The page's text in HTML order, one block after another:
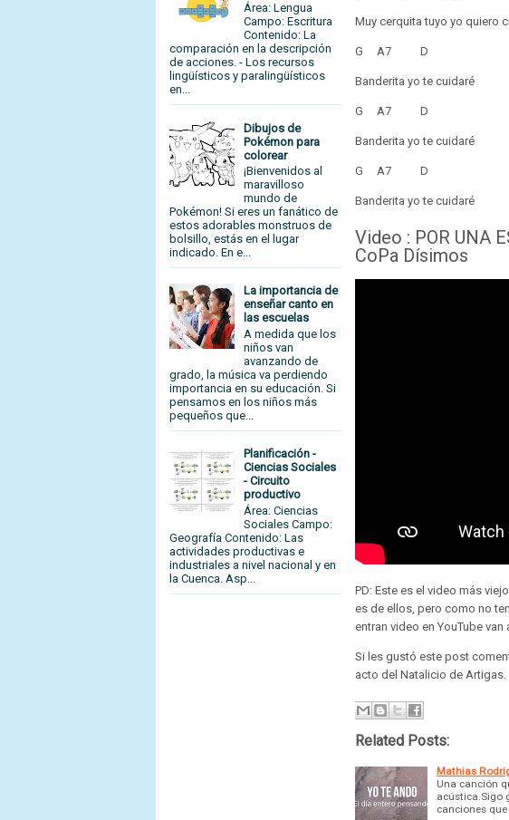
Área: Lengua
Campo: Escritura
Contenido: La
comparación en la descripción
de acciones. - Los recursos
lingüísticos y paralingüísticos
en...
Dibujos de
Pokémon para
colorear
¡Bienvenidos al
maravilloso
mundo de
Pokémon! Si eres un fanático de
estos adorables monstruos de
bolsillo, estás en el lugar
indicado. En e...
La importancia de
enseñar canto en
las escuelas
A medida que los
niños van
avanzando de
grado, la música va perdiendo
importancia en su educación. Si
pensamos en los niños más
pequeños que...
Planificación -
Ciencias Sociales
- Circuito
productivo
Área: Ciencias
Sociales Campo:
Geografía Contenido: Las
actividades productivas e
industriales a nivel nacional y en
la Cuenca. Asp...
Muy cerquita tuyo yo quiero
G A7 D
Banderita yo te cuidaré
G A7 D
Banderita yo te cuidaré
G A7 D
Banderita yo te cuidaré
Video : POR UNA
CoPa Dísimos
PD: Este es el video más
es de ellos, pero como no
entran video en YouTube
Si les gustó este post
acto del Natalicio de Artigas.
Related Posts:
Mathias
Una canción
acústica.Sigo
canciones